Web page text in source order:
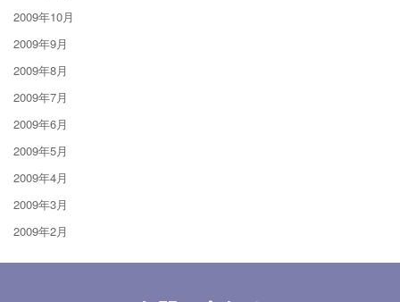
2009年10月
2009年9月
2009年8月
2009年7月
2009年6月
2009年5月
2009年4月
2009年3月
2009年2月